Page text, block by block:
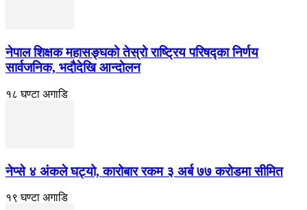
नेपाल शिक्षक महासङ्घको तेस्रो राष्ट्रिय परिषद्का निर्णय
सार्वजनिक, भदाैदेखि आन्दाेलन
१८ घण्टा अगाडि
नेप्से ४ अंकले घट्यो, कारोबार रकम ३ अर्ब ७७ करोडमा सीमित
१९ घण्टा अगाडि